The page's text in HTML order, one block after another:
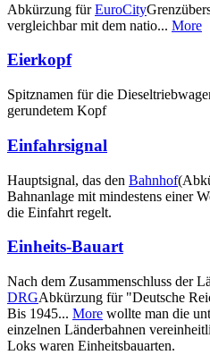
Abkürzung fürEuroCity
vergleichbar mit dem natio... More
Eierkopf
Spitznamen für die
gerundetem Kopf
Einfahrsignal
Hauptsignal, das den Bahnhof
Bahnanlage mit mindestens einer
die Einfahrt regelt.
Einheits-Bauart
Nach dem Zusammenschluss der
DRGAbkürzung für "Deutsche
Bis 1945... More wollte man die
einzelnen Länderbahnen
Loks waren Einheitsbauarten.